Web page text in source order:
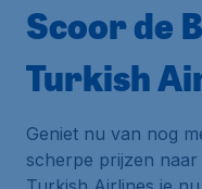
Scoor de
Turkish
Geniet nu van nog
scherpe prijzen